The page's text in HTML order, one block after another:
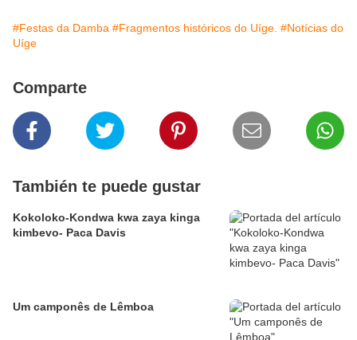
#Festas da Damba #Fragmentos históricos do Uíge. #Notícias do
Uíge
Comparte
También te puede gustar
Kokoloko-Kondwa kwa zaya kinga
kimbevo- Paca Davis
Um camponês de Lêmboa